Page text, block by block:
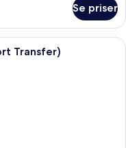
Se priser
rommet,
Transfer)